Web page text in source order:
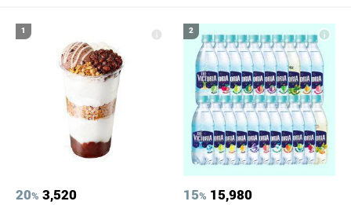
여성 여름마이
1
20% 3,520
2
15% 15,980